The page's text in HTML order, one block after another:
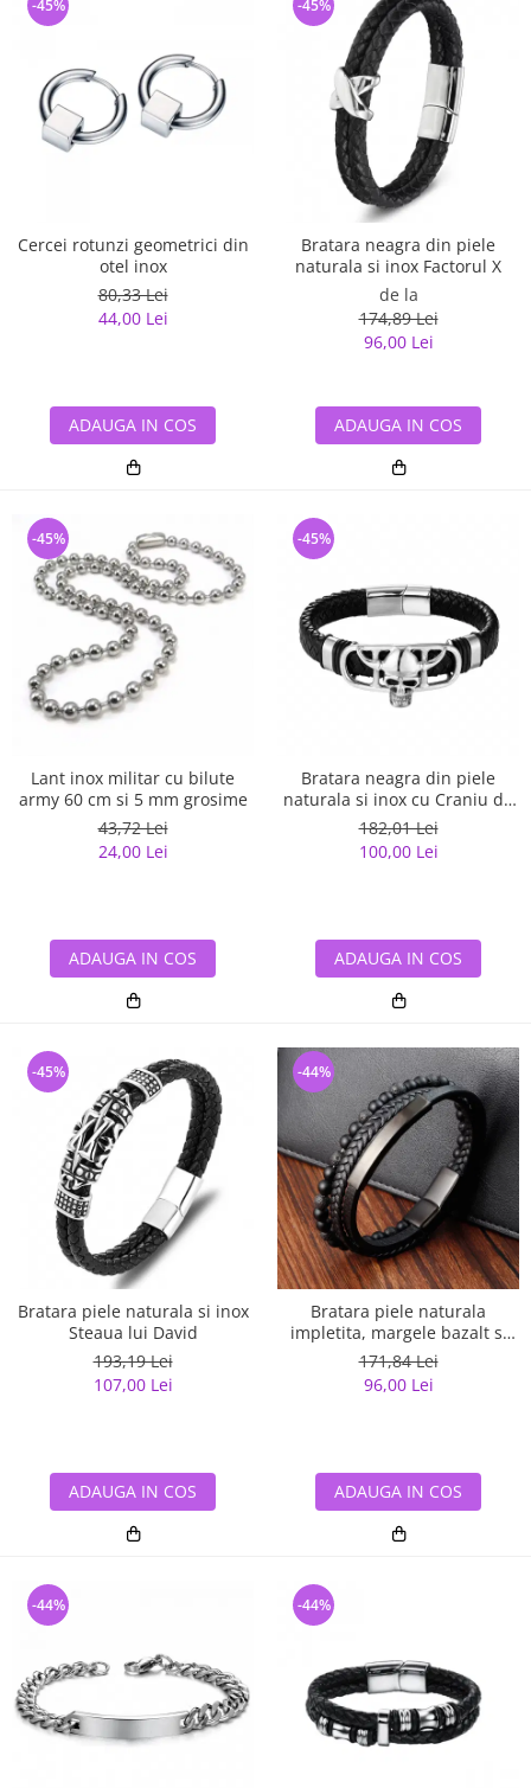
Cercei rotunzi geometrici din
otel inox
80,33 Lei
44,00 Lei
-45%
ADAUGA IN COS
Bratara neagra din piele
naturala si inox Factorul X
de la
174,89 Lei
96,00 Lei
-45%
ADAUGA IN COS
Lant inox militar cu bilute
army 60 cm si 5 mm grosime
43,72 Lei
24,00 Lei
-45%
ADAUGA IN COS
Bratara neagra din piele
naturala si inox cu Craniu de
Viking
182,01 Lei
100,00 Lei
-45%
ADAUGA IN COS
Bratara piele naturala si inox
Steaua lui David
193,19 Lei
107,00 Lei
-45%
ADAUGA IN COS
Bratara piele naturala
impletita, margele bazalt si
elemente din inox
171,84 Lei
96,00 Lei
-44%
ADAUGA IN COS
-44% -44%